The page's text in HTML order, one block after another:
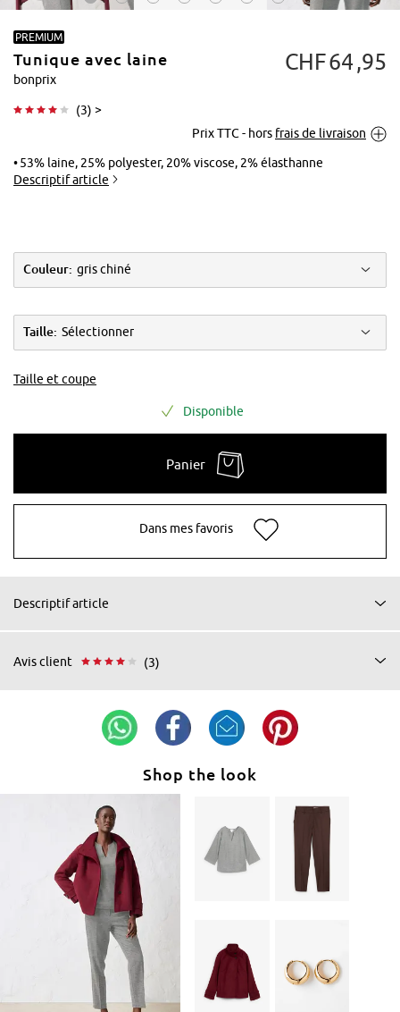
Tapoter pour
PREMIUM
Tunique avec laine
bonprix
(3) >
CHF64 95
Prix TTC - hors frais de livraison
53% laine, 25% polyester, 20% viscose, 2% élasthanne
Descriptif article
Couleur: gris chiné
Taille: Sélectionner
Taille et coupe
Disponible
Panier
Dans mes favoris
Descriptif article
Avis client (3)
Shop the look